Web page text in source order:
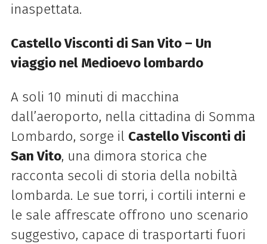
inaspettata.
Castello Visconti di San Vito – Un
viaggio nel Medioevo lombardo
A soli 10 minuti di macchina
dall’aeroporto, nella cittadina di Somma
Lombardo, sorge il Castello Visconti di
San Vito, una dimora storica che
racconta secoli di storia della nobiltà
lombarda. Le sue torri, i cortili interni e
le sale affrescate offrono uno scenario
suggestivo, capace di trasportarti fuori